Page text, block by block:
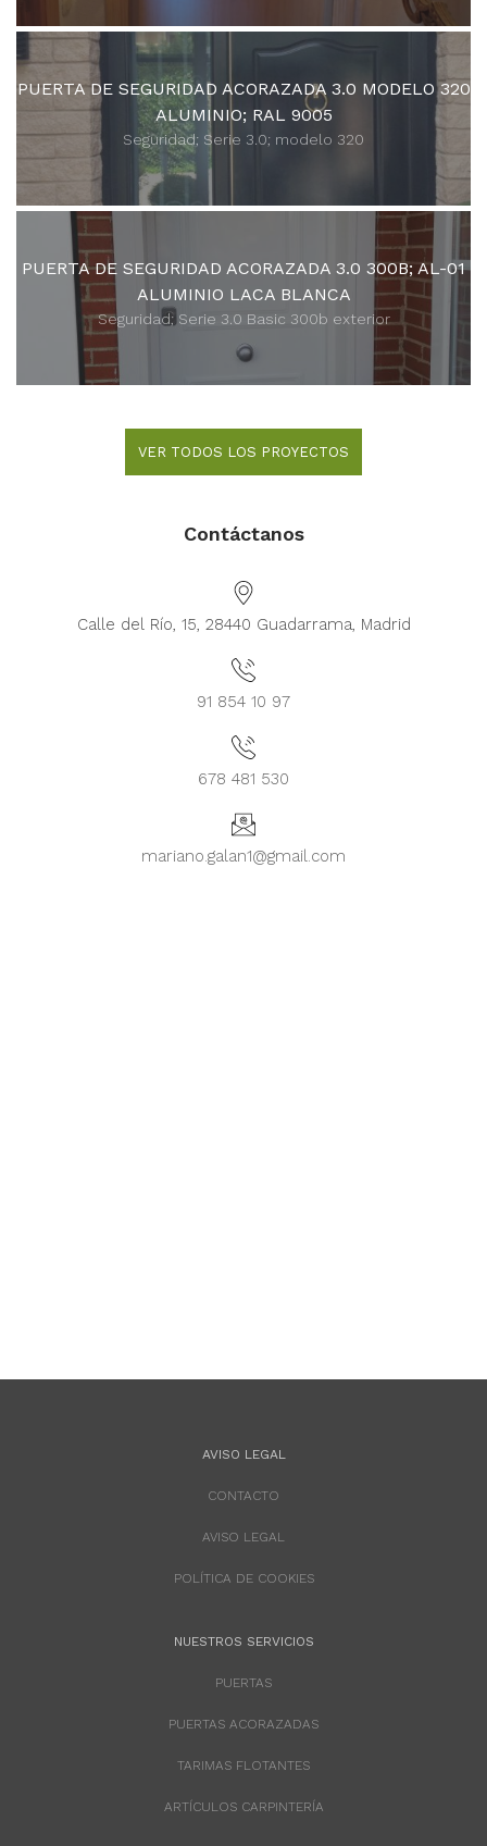
PUERTA DE SEGURIDAD ACORAZADA 3.0 MODELO 320
ALUMINIO; RAL 9005
Seguridad; Serie 3.0; modelo 320
PUERTA DE SEGURIDAD ACORAZADA 3.0 300B; AL-01
ALUMINIO LACA BLANCA
Seguridad; Serie 3.0 Basic 300b exterior
VER TODOS LOS PROYECTOS
Contáctanos
Calle del Río, 15, 28440 Guadarrama, Madrid
91 854 10 97
678 481 530
mariano.galan1@gmail.com
AVISO LEGAL
CONTACTO
AVISO LEGAL
POLÍTICA DE COOKIES
NUESTROS SERVICIOS
PUERTAS
PUERTAS ACORAZADAS
TARIMAS FLOTANTES
ARTÍCULOS CARPINTERÍA